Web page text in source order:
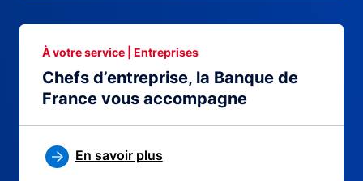
Chefs d’entreprise, la Banque de
France vous accompagne
À votre service | Entreprises
En savoir plus